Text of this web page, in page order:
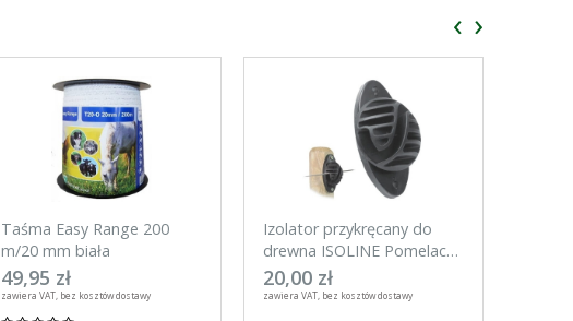
Taśma Easy Range 200
m/20 mm biała
49,95 zł
zawiera VAT, bez kosztów dostawy
Izolator przykręcany do
drewna ISOLINE Pomelac
25 sztuk
20,00 zł
zawiera VAT, bez kosztów dostawy
‹ ›